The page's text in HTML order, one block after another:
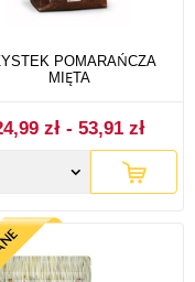
POMARAŃCZA
MIĘTA
zł - 53,91 zł